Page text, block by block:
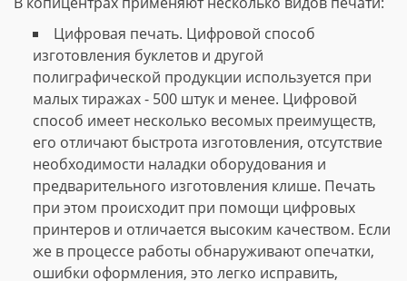
Цифровая печать. Цифровой способ
изготовления буклетов и другой
полиграфической продукции используется при
малых тиражах - 500 штук и менее. Цифровой
способ имеет несколько весомых преимуществ,
его отличают быстрота изготовления, отсутствие
необходимости наладки оборудования и
предварительного изготовления клише. Печать
при этом происходит при помощи цифровых
принтеров и отличается высоким качеством. Если
же в процессе работы обнаруживают опечатки,
ошибки оформления, это легко исправить,